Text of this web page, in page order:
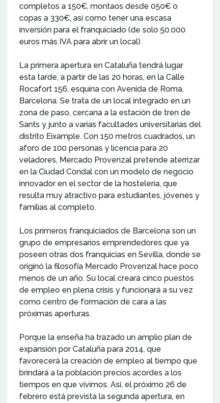
completos a 150€, montaos desde 050€ o
copas a 330€, así como tener una escasa
inversión para el franquiciado (de solo 50.000
euros más IVA para abrir un local).
La primera apertura en Cataluña tendrá lugar
esta tarde, a partir de las 20 horas, en la Calle
Rocafort 156, esquina con Avenida de Roma,
Barcelona. Se trata de un local integrado en un
zona de paso, cercana a la estación de tren de
Sants y junto a varias facultades universitarias del
distrito Eixample. Con 150 metros cuadrados, un
aforo de 100 personas y licencia para 20
veladores, Mercado Provenzal pretende aterrizar
en la Ciudad Condal con un modelo de negocio
innovador en el sector de la hostelería, que
resulta muy atractivo para estudiantes, jóvenes y
familias al completo.
Los primeros franquiciados de Barcelona son un
grupo de empresarios emprendedores que ya
poseen otras dos franquicias en Sevilla, donde se
originó la filosofía Mercado Provenzal hace poco
menos de un año. Su local creará cinco puestos
de empleo en plena crisis y funcionará a su vez
como centro de formación de cara a las
próximas aperturas.
Porque la enseña ha trazado un amplio plan de
expansión por Cataluña para 2014, que
favorecerá la creación de empleo al tiempo que
brindará a la población precios acordes a los
tiempos en que vivimos. Así, el próximo 26 de
febrero está prevista la segunda apertura, en